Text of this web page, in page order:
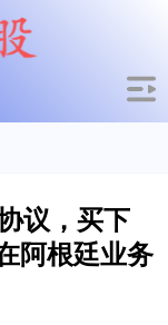
议，买下
阿根廷业务